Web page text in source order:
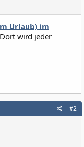
Urlaub) im
wird jeder
#2